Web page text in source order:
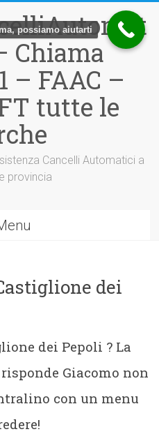
Chiama
– FAAC –
tutte le
Cancelli Automatici a
provincia
dei
dei Pepoli ? La
risponde Giacomo non
con un menu
possiamo aiutarti